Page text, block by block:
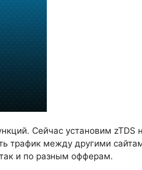
Сейчас установим zTDS
трафик между другими
и по разным офферам.